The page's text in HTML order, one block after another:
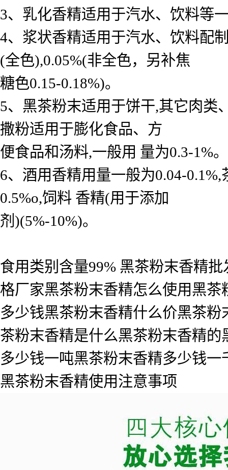
3、乳化香精适用于汽水、饮料等
4、浆状香精适用于汽水、饮料配
(全色),0.05%(非全色，另补焦
糖色0.15-0.18%)。
5、黑茶粉末适用于饼干,其它肉类
撒粉适用于膨化食品、方
便食品和汤料,一般用 量为0.3-1%。
6、酒用香精用量一般为0.04-
0.5%o,饲料 香精(用于添加
剂)(5%-10%)。
食用类别含量99% 黑茶粉末香精
格厂家黑茶粉末香精怎么使用黑
多少钱黑茶粉末香精什么价黑茶
茶粉末香精是什么黑茶粉末香精
多少钱一吨黑茶粉末香精多少钱
黑茶粉末香精使用注意事项